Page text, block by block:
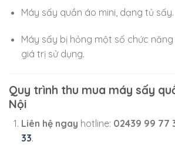
Máy sấy quần áo mini, dạng tủ sấy.
Máy sấy bị hỏng một số chức
giá trị sử dụng.
Quy trình thu mua máy sấy
Nội
Liên hệ ngay hotline: 02439 99 77
33.